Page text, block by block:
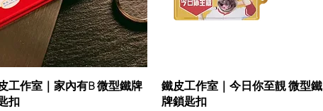
工作室｜家內有B 微型鐵牌
扣
鐵皮工作室｜今日你至靚 微型鐵
牌鎖匙扣